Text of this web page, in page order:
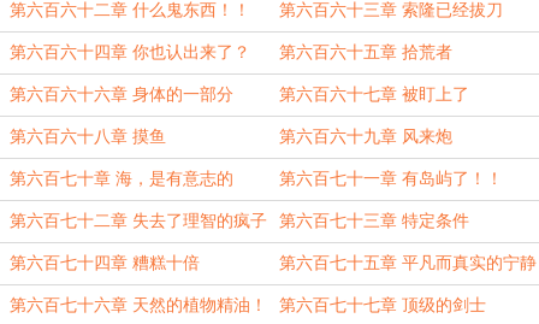
第六百六十二章 什么鬼东西！！ 第六百六十三章 索隆已经拔刀
第六百六十四章 你也认出来了？ 第六百六十五章 拾荒者
第六百六十六章 身体的一部分 第六百六十七章 被盯上了
第六百六十八章 摸鱼 第六百六十九章 风来炮
第六百七十章 海，是有意志的 第六百七十一章 有岛屿了！！
第六百七十二章 失去了理智的疯子 第六百七十三章 特定条件
第六百七十四章 糟糕十倍 第六百七十五章 平凡而真实的宁静
第六百七十六章 天然的植物精油！ 第六百七十七章 顶级的剑士